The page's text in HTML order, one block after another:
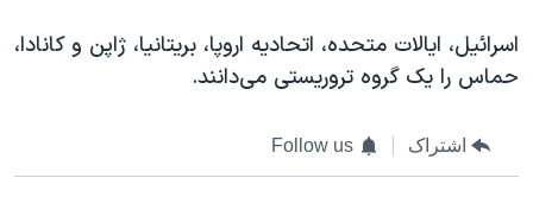
اسرائیل، ایالات متحده، اتحادیه اروپا، بریتانیا، ژاپن و کانادا،
حماس را یک گروه تروریستی می‌دانند.
اشتراک Follow us